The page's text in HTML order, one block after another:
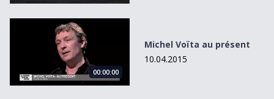
Michel Voïta au présent
00:00:00
Michel Voïta au présent
10.04.2015